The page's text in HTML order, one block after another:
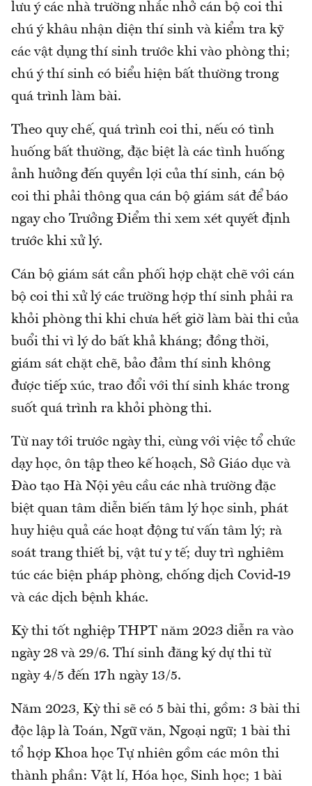
lưu ý các nhà trường nhắc nhở cán bộ coi thi
chú ý khâu nhận diện thí sinh và kiểm tra kỹ
các vật dụng thí sinh trước khi vào phòng thi;
chú ý thí sinh có biểu hiện bất thường trong
quá trình làm bài.
Theo quy chế, quá trình coi thi, nếu có tình
huống bất thường, đặc biệt là các tình huống
ảnh hưởng đến quyền lợi của thí sinh, cán bộ
coi thi phải thông qua cán bộ giám sát để báo
ngay cho Trưởng Điểm thi xem xét quyết định
trước khi xử lý.
Cán bộ giám sát cần phối hợp chặt chẽ với cán
bộ coi thi xử lý các trường hợp thí sinh phải ra
khỏi phòng thi khi chưa hết giờ làm bài thi của
buổi thi vì lý do bất khả kháng; đồng thời,
giám sát chặt chẽ, bảo đảm thí sinh không
được tiếp xúc, trao đổi với thí sinh khác trong
suốt quá trình ra khỏi phòng thi.
Từ nay tới trước ngày thi, cùng với việc tổ chức
dạy học, ôn tập theo kế hoạch, Sở Giáo dục và
Đào tạo Hà Nội yêu cầu các nhà trường đặc
biệt quan tâm diễn biến tâm lý học sinh, phát
huy hiệu quả các hoạt động tư vấn tâm lý; rà
soát trang thiết bị, vật tư y tế; duy trì nghiêm
túc các biện pháp phòng, chống dịch Covid-19
và các dịch bệnh khác.
Kỳ thi tốt nghiệp THPT năm 2023 diễn ra vào
ngày 28 và 29/6. Thí sinh đăng ký dự thi từ
ngày 4/5 đến 17h ngày 13/5.
Năm 2023, Kỳ thi sẽ có 5 bài thi, gồm: 3 bài thi
độc lập là Toán, Ngữ văn, Ngoại ngữ; 1 bài thi
tổ hợp Khoa học Tự nhiên gồm các môn thi
thành phần: Vật lí, Hóa học, Sinh học; 1 bài